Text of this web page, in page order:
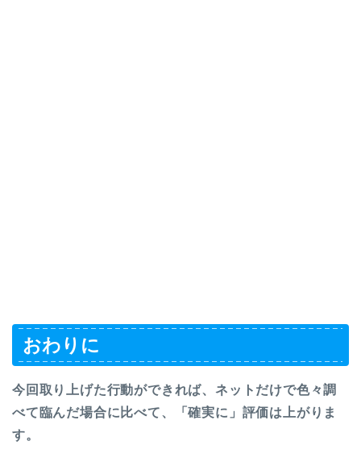
おわりに
今回取り上げた行動ができれば、ネットだけで色々調
べて臨んだ場合に比べて、「確実に」評価は上がりま
す。